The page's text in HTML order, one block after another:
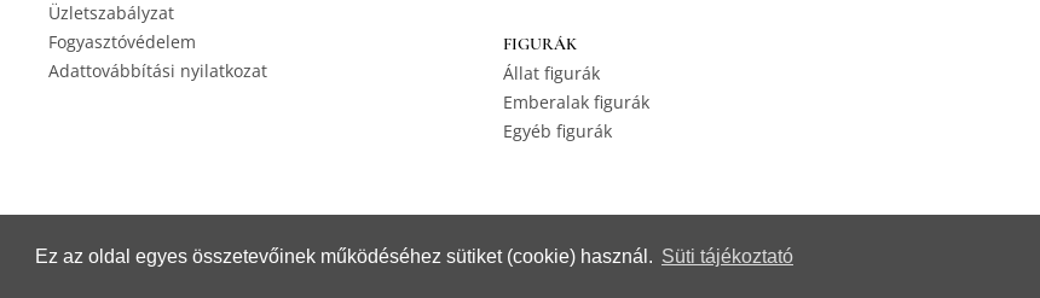
Ez az oldal egyes összetevőinek működéséhez sütiket (cookie) használ. Süti tájékoztató
Üzletszabályzat
Fogyasztóvédelem
Adattovábbítási nyilatkozat
FIGURÁK
Állat figurák
Emberalak figurák
Egyéb figurák